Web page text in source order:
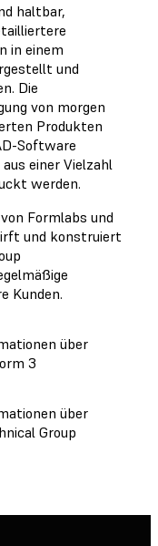
haltbar,
in einem
und
Die
von morgen
Produkten
Software
einer Vielzahl
werden.
Formlabs und
und konstruiert
Kunden.
über
3
über
Group